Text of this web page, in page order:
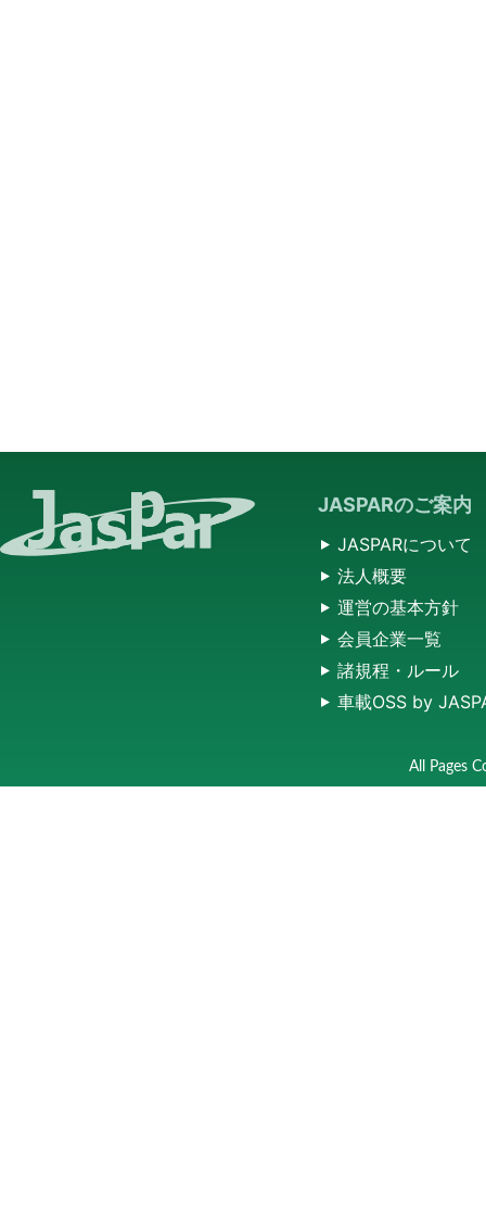
JASPARのご案内
JASPARについて
法人概要
運営の基本方針
会員企業一覧
諸規程・ルール
車載OSS by
All Pages